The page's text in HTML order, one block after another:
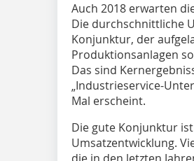
Auch 2018 erwarten
Die durchschnittliche
Konjunktur, der
Produktionsanlagen
Das sind
„Industrieservice-
Mal erscheint.
Die gute Konjunktur
Umsatzentwicklung.